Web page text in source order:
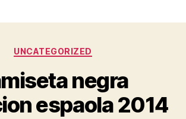
Categorías
UNCATEGORIZED
negra
espaola 2014